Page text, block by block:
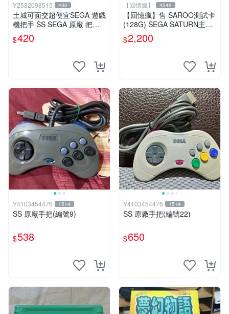
Y2532098515 400
土城可面交超便宜SEGA 遊戲
機把手 SS SEGA 原廠 把手
手柄
$420
【回憶瘋】 4349
【回憶瘋】售 SAROO測試卡
(128G) SEGA SATURN主機
專用
$2,200
Y4103454476 1514
SS 原廠手把(編號9)
$538
Y4103454476 1514
SS 原廠手把(編號22)
$650